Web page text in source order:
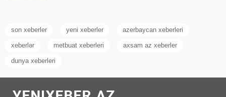
son xeberler yeni xeberler azerbaycan xeberleri
xeberlər metbuat xeberleri axsam az xeberler
dunya xeberleri